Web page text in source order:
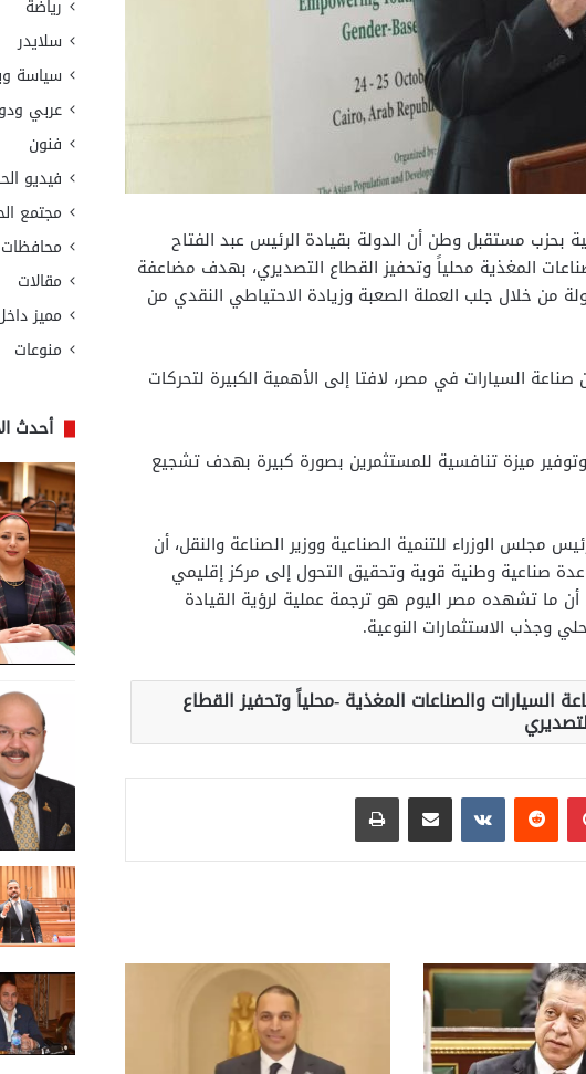
بحزب مستقبل وطن أن الدولة بقيادة الرئيس عبد الفتاح
المغذية محلياً وتحفيز القطاع التصديري، بهدف مضاعفة
من خلال جلب العملة الصعبة وزيادة الاحتياطي النقدي من
السيارات في مصر، لافتا إلى الأهمية الكبيرة لتحركات
وتوفير ميزة تنافسية للمستثمرين بصورة كبيرة بهدف تشجيع
مجلس الوزراء للتنمية الصناعية ووزير الصناعة والنقل، أن
صناعية وطنية قوية وتحقيق التحول إلى مركز إقليمي
ما تشهده مصر اليوم هو ترجمة عملية لرؤية القيادة
وجذب الاستثمارات النوعية.
السيارات والصناعات المغذية -محلياً وتحفيز القطاع
بينتيريست مشاركة عبر البريد طباعة
رياضة
سلايدر
سياسة
عربي
فنون
فيديو
مجتمع
محافظات
مقالات
مميز
منوعات
أحدث